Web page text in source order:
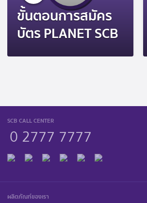
ขั้นตอนการสมัคร
บัตร PLANET SCB
SCB CALL CENTER
0 2777 7777
ผลิตภัณฑ์ของเรา